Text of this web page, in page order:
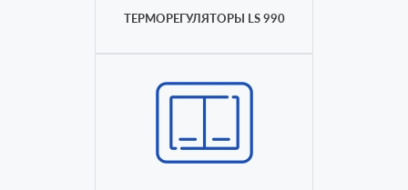
ТЕРМОРЕГУЛЯТОРЫ LS 990